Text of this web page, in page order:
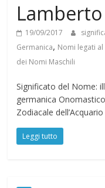
N
o
m
Lamberto
19/09/2017
Germanica, Nomi legati
dei Nomi Maschili
Significato del Nome:
germanica
Zodiacale
Leggi tutto